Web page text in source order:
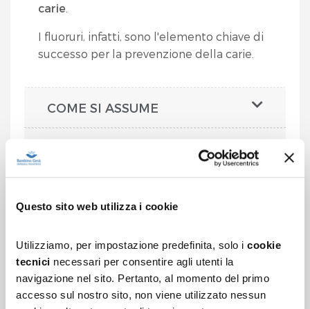
Questo sito web utilizza i cookie
Utilizziamo, per impostazione predefinita, solo i cookie
tecnici necessari per consentire agli utenti la
navigazione nel sito. Pertanto, al momento del primo
accesso sul nostro sito, non viene utilizzato nessun
carie
I fluoruri, infatti, sono l'elemento chiave di
successo per la prevenzione della carie.
COME SI ASSUME
POSSONO ESSERCI
Iscriviti alla newsletterper ricevere i consigli
degli specialisti del Bambino Gesù.